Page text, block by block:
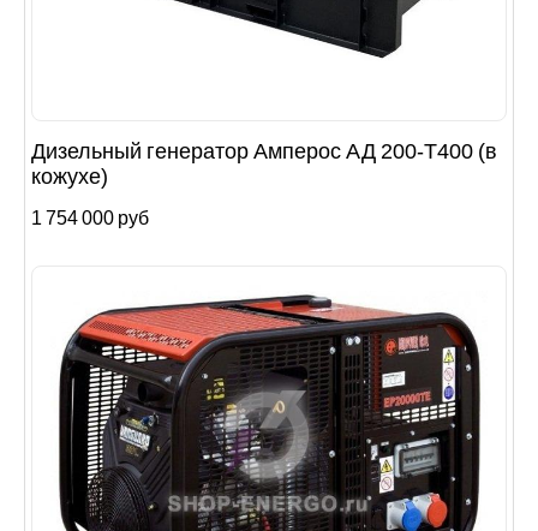
Дизельный генератор Амперос АД 200-Т400 (в
кожухе)
1 754 000 руб